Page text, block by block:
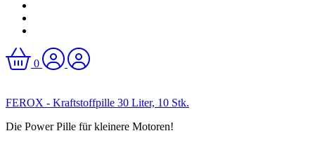
0
FEROX - Kraftstoffpille 30 Liter, 10 Stk.
Die Power Pille für kleinere Motoren!